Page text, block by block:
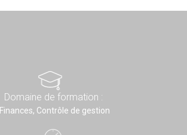
Domaine de formation :
Finances, Contrôle de gestion